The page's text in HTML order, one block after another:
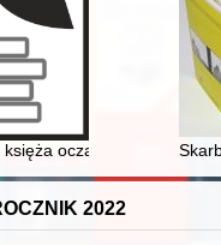
Trajan Decius’s coinage :
księża oczami bezpieki :
2022